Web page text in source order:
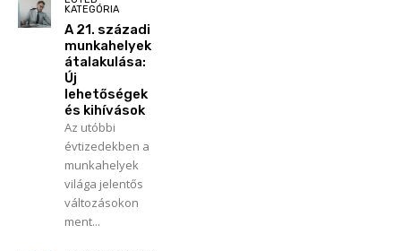
KATEGÓRIA
A 21. századi
munkahelyek
átalakulása:
Új
lehetőségek
és kihívások
Az utóbbi
évtizedekben a
munkahelyek
világa jelentős
változásokon
ment...